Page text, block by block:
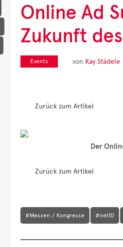
Online Ad
Zukunft
Events von Kay Städele
Zurück zum Artikel
Der
Zurück zum Artikel
#Messen / Kongresse #netID